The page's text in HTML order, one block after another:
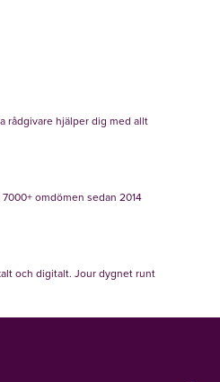
rådgivare hjälper dig med allt
omdömen sedan 2014
och digitalt. Jour dygnet runt